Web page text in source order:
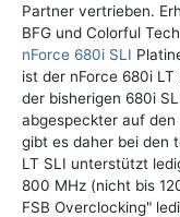
Partner vertrieben.
BFG und Colorful
nForce 680i SLI
ist der nForce 680i
der bisherigen 680i
abgespeckter auf
gibt es daher bei den
LT SLI unterstützt
800 MHz (nicht bis
FSB Overclocking"